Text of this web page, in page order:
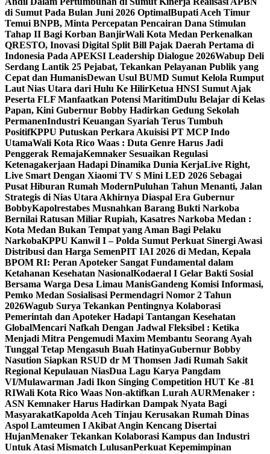
di Sumut Pada Bulan Juni 2026 Optimal‎‎Bupati Aceh Timur
Temui BNPB, Minta Percepatan Pencairan Dana Stimulan
Tahap II Bagi Korban BanjirWali Kota Medan Perkenalkan
QRESTO, Inovasi Digital Split Bill Pajak Daerah Pertama di
Indonesia Pada APEKSI Leadership Dialogue 2026Wabup Deli
Serdang Lantik 25 Pejabat, Tekankan Pelayanan Publik yang
Cepat dan HumanisDewan Usul BUMD Sumut Kelola Rumput
Laut Nias Utara dari Hulu Ke HilirKetua HNSI Sumut Ajak
Peserta FLF Manfaatkan Potensi MaritimDulu Belajar di Kelas
Papan, Kini Gubernur Bobby Hadirkan Gedung Sekolah
PermanenIndustri Keuangan Syariah Terus Tumbuh
PositifKPPU Putuskan Perkara Akuisisi PT MCP Indo
UtamaWali Kota Rico Waas : Duta Genre Harus Jadi
Penggerak RemajaKemnaker Sesuaikan Regulasi
Ketenagakerjaan Hadapi Dinamika Dunia KerjaLive Right,
Live Smart Dengan Xiaomi TV S Mini LED 2026 Sebagai
Pusat Hiburan Rumah ModernPuluhan Tahun Menanti, Jalan
Strategis di Nias Utara Akhirnya Diaspal Era Gubernur
BobbyKapolrestabes Musnahkan Barang Bukti Narkoba
Bernilai Ratusan Miliar Rupiah, Kasatres Narkoba Medan :
Kota Medan Bukan Tempat yang Aman Bagi Pelaku
NarkobaKPPU Kanwil I – Polda Sumut Perkuat Sinergi Awasi
Distribusi dan Harga SemenPIT IAI 2026 di Medan, Kepala
BPOM RI: Peran Apoteker Sangat Fundamental dalam
Ketahanan Kesehatan NasionalKodaeral I Gelar Bakti Sosial
Bersama Warga Desa Limau ManisGandeng Komisi Informasi,
Pemko Medan Sosialisasi Permendagri Nomor 2 Tahun
2026Wagub Surya Tekankan Pentingnya Kolaborasi
Pemerintah dan Apoteker Hadapi Tantangan Kesehatan
GlobalMencari Nafkah Dengan Jadwal Fleksibel : Ketika
Menjadi Mitra Pengemudi Maxim Membantu Seorang Ayah
Tunggal Tetap Mengasuh Buah HatinyaGubernur Bobby
Nasution Siapkan RSUD dr M Thomsen Jadi Rumah Sakit
Regional Kepulauan NiasDua Lagu Karya Pangdam
VI/Mulawarman Jadi Ikon Singing Competition HUT Ke -81
RIWali Kota Rico Waas Non-aktifkan Lurah AURMenaker :
ASN Kemnaker Harus Hadirkan Dampak Nyata Bagi
MasyarakatKapolda Aceh Tinjau Kerusakan Rumah Dinas
Aspol Lamteumen I Akibat Angin Kencang Disertai
HujanMenaker Tekankan Kolaborasi Kampus dan Industri
Untuk Atasi Mismatch LulusanPerkuat Kepemimpinan